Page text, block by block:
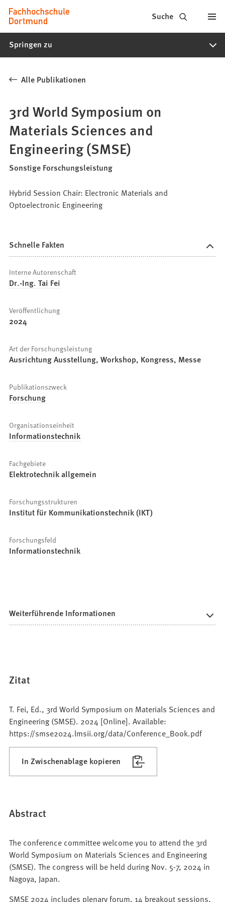
Inhalt anspringen
Fachhochschule
Dortmund
-
Studiengänge,
Bewerbung
Suche
Springen zu
Alle Publikationen
3rd World Symposium on
Materials Sciences and
Engineering (SMSE)
Sonstige Forschungsleistung
Hybrid Session Chair: Electronic Materials and
Optoelectronic Engineering
Schnelle Fakten
Interne Autorenschaft
Dr.-Ing. Tai Fei
Veröffentlichung
2024
Art der Forschungsleistung
Ausrichtung Ausstellung, Workshop, Kongress, Messe
Publikationszweck
Forschung
Organisationseinheit
Informationstechnik
Fachgebiete
Elektrotechnik allgemein
Forschungsstrukturen
Institut für Kommunikationstechnik (IKT)
Forschungsfeld
Informationstechnik
Weiterführende Informationen
Zitat
T. Fei, Ed., 3rd World Symposium on Materials Sciences and
Engineering (SMSE). 2024 [Online]. Available:
https://smse2024.lmsii.org/data/Conference_Book.pdf
In Zwischenablage kopieren
Abstract
The conference committee welcome you to attend the 3rd
World Symposium on Materials Sciences and Engineering
(SMSE). The congress will be held during Nov. 5-7, 2024 in
Nagoya, Japan.
SMSE 2024 includes plenary forum, 14 breakout sessions,